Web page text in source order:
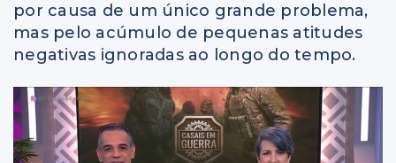
por causa de um único grande problema,
mas pelo acúmulo de pequenas atitudes
negativas ignoradas ao longo do tempo.